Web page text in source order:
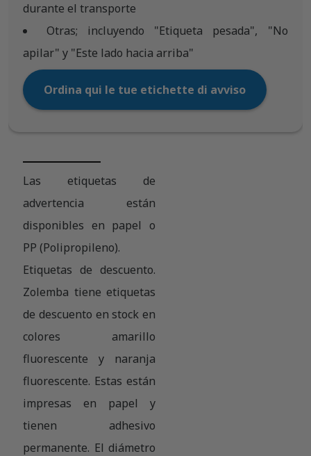
durante el transporte
Otras; incluyendo "Etiqueta pesada", "No
apilar" y "Este lado hacia arriba"
Ordina qui le tue etichette di avviso
Las etiquetas de
advertencia están
disponibles en papel o
PP (Polipropileno).
Etiquetas de descuento.
Zolemba tiene etiquetas
de descuento en stock en
colores amarillo
fluorescente y naranja
fluorescente. Estas están
impresas en papel y
tienen adhesivo
permanente. El diámetro